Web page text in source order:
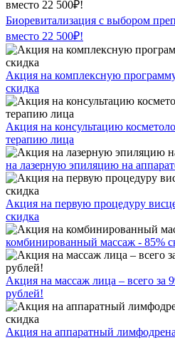
Биоревитализация с выбором
вместо 22 500₽!
Акция на комплексную
скидка
Акция на консультацию
терапию лица
на лазерную эпиляцию на
Акция на первую процедуру
скидка
комбинированный массаж - 85%
Акция на массаж лица – всего за
рублей!
Акция на аппаратный